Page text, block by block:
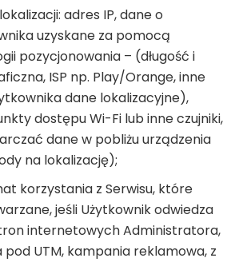
adres IP, dane o
uzyskane za pomocą
pozycjonowania – (długość i
ISP np. Play/Orange, inne
dane lokalizacyjne),
dostępu Wi-Fi lub inne czujniki,
dane w pobliżu urządzenia
na lokalizację);
korzystania z Serwisu, które
jeśli Użytkownik odwiedza
internetowych Administratora,
pod UTM, kampania reklamowa, z